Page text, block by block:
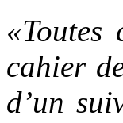
«Toutes
cahier
d’un